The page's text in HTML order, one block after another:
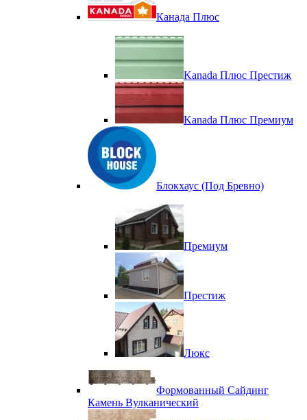
Канада Плюс
Kanada Плюс Престиж
Kanada Плюс Премиум
Блокхаус (Под Бревно)
Премиум
Престиж
Люкс
Формованный Сайдинг
Камень Вулканический